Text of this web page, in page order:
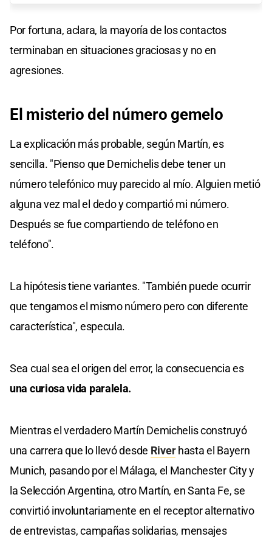
Por fortuna, aclara, la mayoría de los contactos
terminaban en situaciones graciosas y no en
agresiones.
El misterio del número gemelo
La explicación más probable, según Martín, es
sencilla. "Pienso que Demichelis debe tener un
número telefónico muy parecido al mío. Alguien metió
alguna vez mal el dedo y compartió mi número.
Después se fue compartiendo de teléfono en
teléfono".
La hipótesis tiene variantes. "También puede ocurrir
que tengamos el mismo número pero con diferente
característica", especula.
Sea cual sea el origen del error, la consecuencia es
una curiosa vida paralela.
Mientras el verdadero Martín Demichelis construyó
una carrera que lo llevó desde Riverhasta el Bayern
Munich, pasando por el Málaga, el Manchester City y
la Selección Argentina, otro Martín, en Santa Fe, se
convirtió involuntariamente en el receptor alternativo
de entrevistas, campañas solidarias, mensajes